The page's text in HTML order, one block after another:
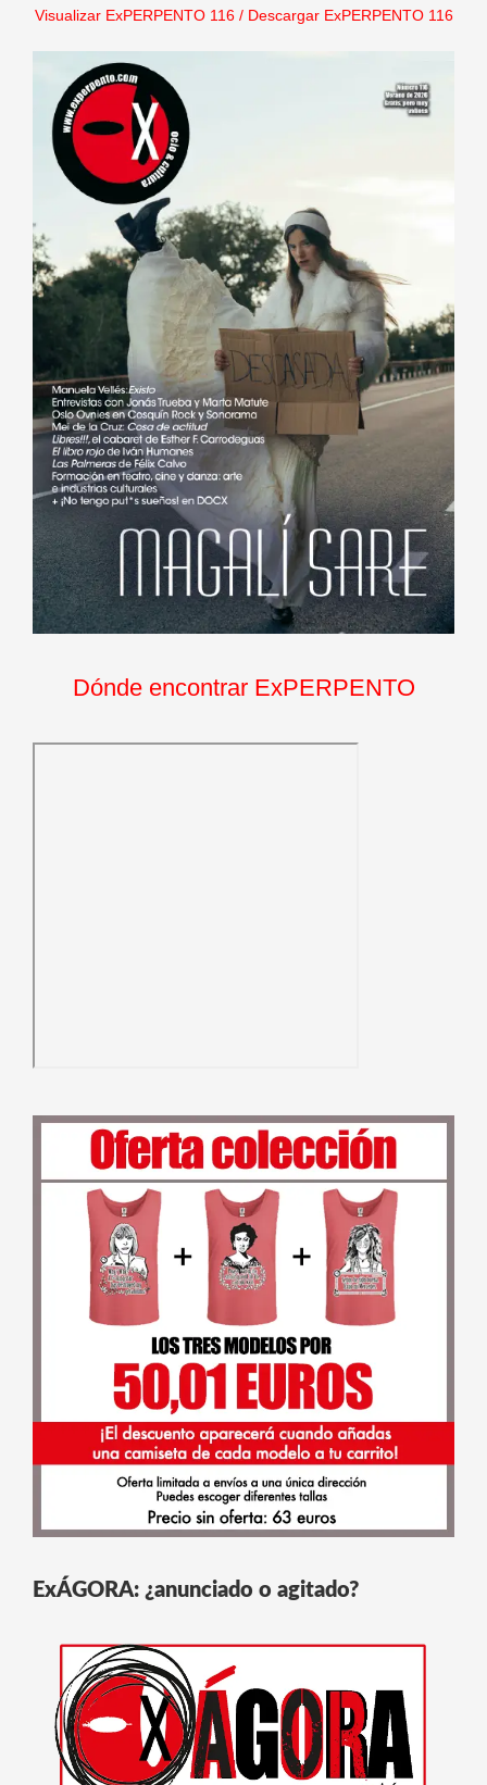
Visualizar ExPERPENTO 116/ Descargar ExPERPENTO 116
Dónde encontrar ExPERPENTO
ExÁGORA: ¿anunciado o agitado?